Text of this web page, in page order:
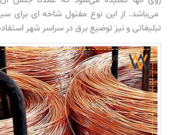
می‌باشد. از این نوع مفتول شاخه ای برای
تبلیغاتی و نیز توضیع برق در سراسر شهر